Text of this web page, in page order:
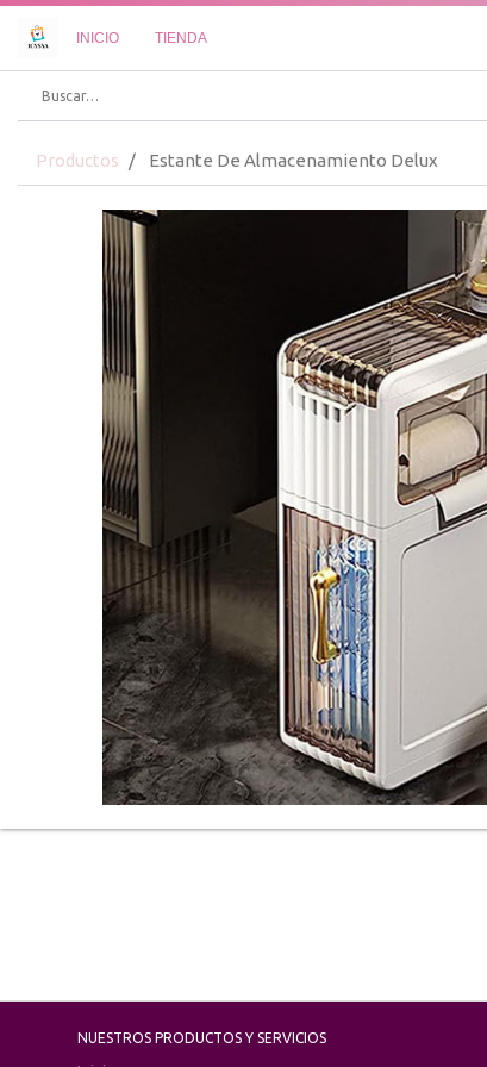
INICIO TIENDA
Productos Estante De Almacenamiento Delux
NUESTROS PRODUCTOS Y SERVICIOS